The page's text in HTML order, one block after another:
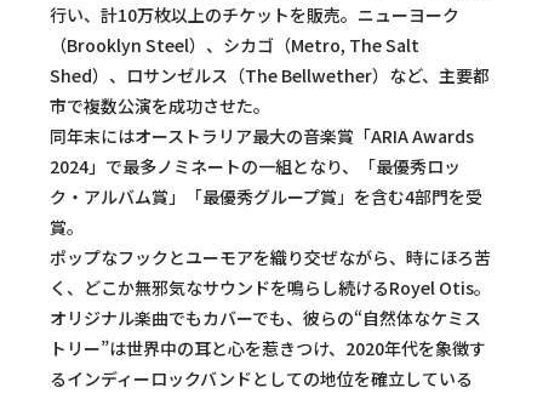
行い、計10万枚以上のチケットを販売。ニューヨーク
（Brooklyn Steel）、シカゴ（Metro, The Salt
Shed）、ロサンゼルス（The Bellwether）など、主要都
市で複数公演を成功させた。
同年末にはオーストラリア最大の音楽賞「ARIA Awards
2024」で最多ノミネートの一組となり、「最優秀ロッ
ク・アルバム賞」「最優秀グループ賞」を含む4部門を受
賞。
ポップなフックとユーモアを織り交ぜながら、時にほろ苦
く、どこか無邪気なサウンドを鳴らし続けるRoyel Otis。
オリジナル楽曲でもカバーでも、彼らの“自然体なケミス
トリー”は世界中の耳と心を惹きつけ、2020年代を象徴す
るインディーロックバンドとしての地位を確立している